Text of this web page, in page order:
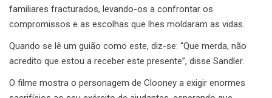
familiares fracturados, levando-os a confrontar os
compromissos e as escolhas que lhes moldaram as vidas.
Quando se lê um guião como este, diz-se: “Que merda, não
acredito que estou a receber este presente”, disse Sandler.
O filme mostra o personagem de Clooney a exigir enormes